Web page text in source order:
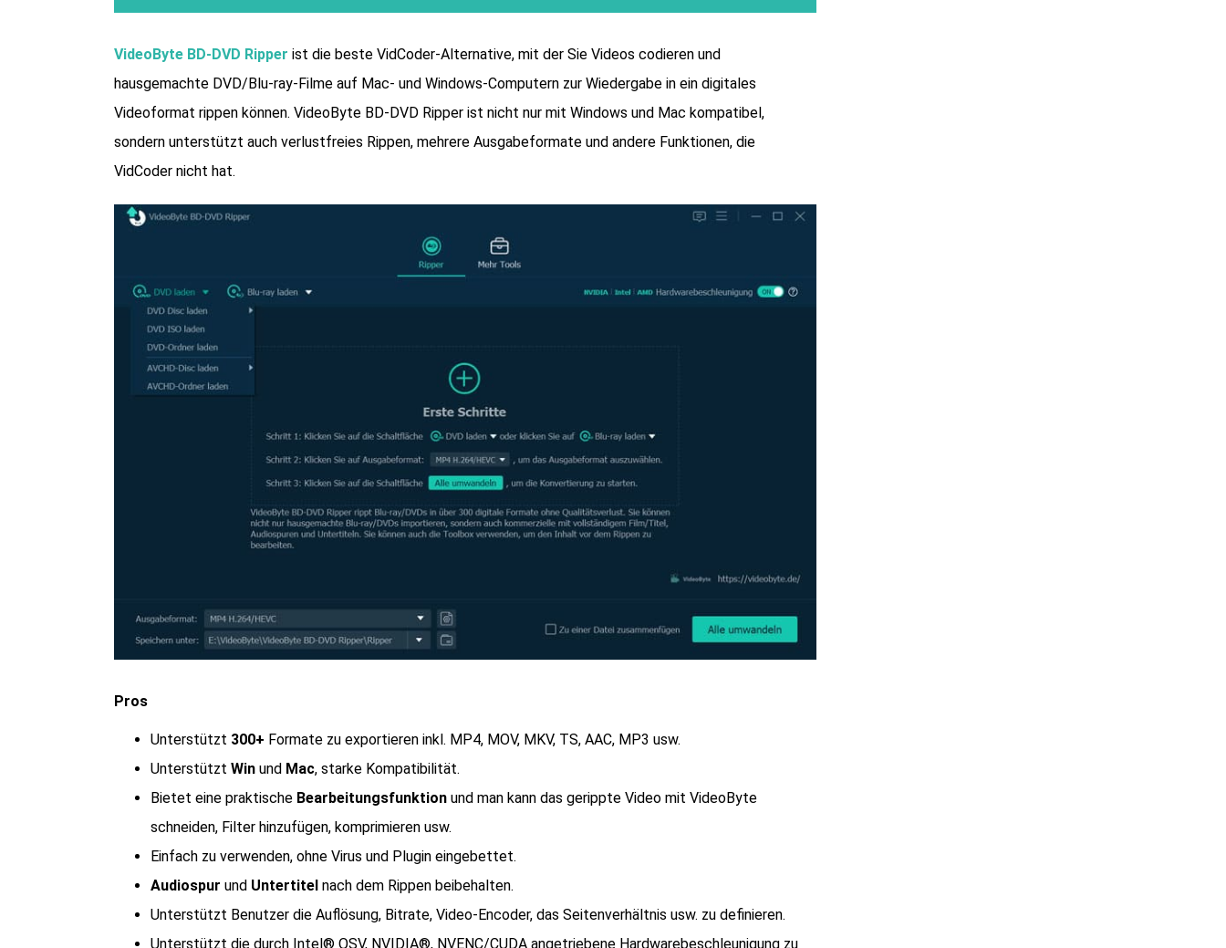
VideoByte BD-DVD Ripper ist die beste VidCoder-Alternative, mit der Sie Videos codieren und
hausgemachte DVD/Blu-ray-Filme auf Mac- und Windows-Computern zur Wiedergabe in ein digitales
Videoformat rippen können. VideoByte BD-DVD Ripper ist nicht nur mit Windows und Mac kompatibel,
sondern unterstützt auch verlustfreies Rippen, mehrere Ausgabeformate und andere Funktionen, die
VidCoder nicht hat.
Pros
Unterstützt 300+ Formate zu exportieren inkl. MP4, MOV, MKV, TS, AAC, MP3 usw.
Unterstützt Winund Mac, starke Kompatibilität.
Bietet eine praktische Bearbeitungsfunktionund man kann das gerippte Video mit VideoByte
schneiden, Filter hinzufügen, komprimieren usw.
Einfach zu verwenden, ohne Virus und Plugin eingebettet.
Audiospur und Untertitel nach dem Rippen beibehalten.
Unterstützt Benutzer die Auflösung, Bitrate, Video-Encoder, das Seitenverhältnis usw. zu definieren.
Unterstützt die durch Intel® QSV, NVIDIA®, NVENC/CUDA angetriebene Hardwarebeschleunigung zu